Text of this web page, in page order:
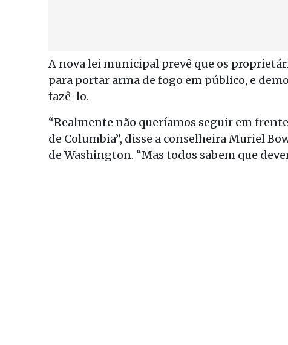
A nova lei municipal prevê que os
para portar arma de fogo em público, e
fazê-lo.
“Realmente não queríamos seguir em
de Columbia”, disse a conselheira Muriel
de Washington. “Mas todos sabem que